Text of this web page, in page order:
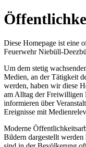
Diese Homepage ist eine
Feuerwehr Niebüll-
Um dem stetig
Medien, an der Tätigkeit
werden, haben wir diese
am Alltag der Freiwilligen
informieren über
Ereignisse mit
Moderne
Bildern dargestellt